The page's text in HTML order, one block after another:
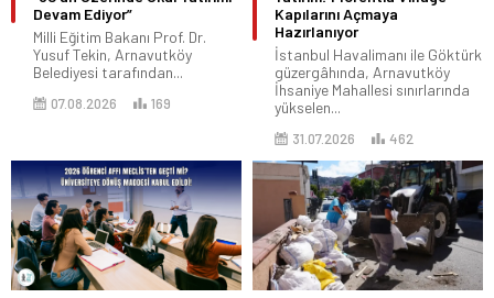
Devam Ediyor”
Milli Eğitim Bakanı Prof. Dr.
Yusuf Tekin, Arnavutköy
Belediyesi tarafından...
07.08.2026 169
Kapılarını Açmaya
Hazırlanıyor
İstanbul Havalimanı ile Göktürk
güzergâhında, Arnavutköy
İhsaniye Mahallesi sınırlarında
yükselen...
31.07.2026 462